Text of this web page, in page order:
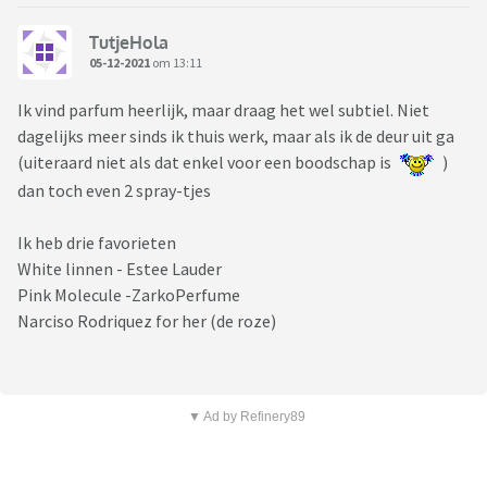
TutjeHola
05-12-2021 om 13:11
Ik vind parfum heerlijk, maar draag het wel subtiel. Niet
dagelijks meer sinds ik thuis werk, maar als ik de deur uit ga
(uiteraard niet als dat enkel voor een boodschap is
)
dan toch even 2 spray-tjes
Ik heb drie favorieten
White linnen - Estee Lauder
Pink Molecule -ZarkoPerfume
Narciso Rodriquez for her (de roze)
▼ Ad by Refinery89